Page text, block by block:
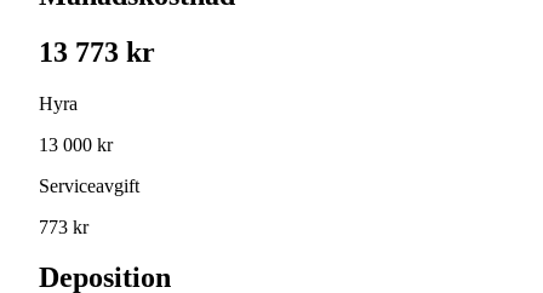
13 773 kr
Hyra
13 000 kr
Serviceavgift
773 kr
Deposition